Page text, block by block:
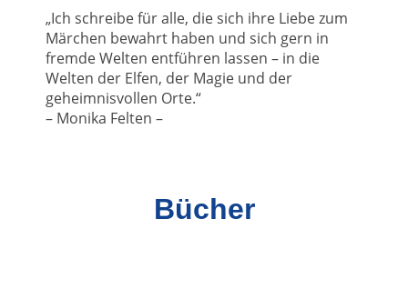
„Ich schreibe für alle, die sich ihre Liebe zum
Märchen bewahrt haben und sich gern in
fremde Welten entführen lassen – in die
Welten der Elfen, der Magie und der
geheimnisvollen Orte.“
– Monika Felten –
Bücher